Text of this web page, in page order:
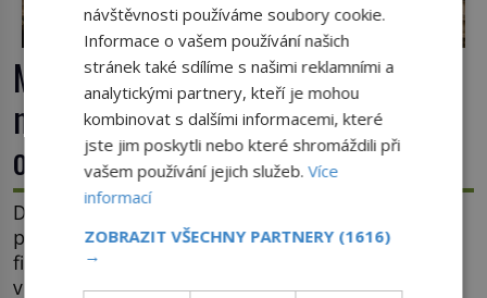
Marcus Aurelius: Filozof na trůně,
nebo unavený vládce závislý na
opiu?
Dějiny si římského císaře Marca Aurelia (121–180)
pamatují jako moudrého vládce s vášní pro
filozofii, byť musíme tuto moudrost vnímat
v kontextu jeho postavení i doby, ve které žil.
návštěvnosti používáme soubory cookie.
Informace o vašem používání našich
stránek také sdílíme s našimi reklamními a
analytickými partnery, kteří je mohou
kombinovat s dalšími informacemi, které
jste jim poskytli nebo které shromáždili při
vašem používání jejich služeb.Více
informací
ZOBRAZIT VŠECHNY PARTNERY (1616)
→